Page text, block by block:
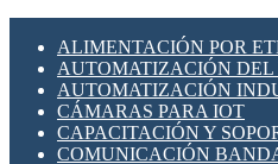
SENSORES INDUCTIVOS
TEMPORIZADORES
VARIACS
VARIADORES DE
SECCIONADORES -
MAQUINARIA
HERRAMIENTAS
ILUMINACIÓN LED
INTERRUPTORES REED
INTERFACES DE RELÉ
OTROS RELÉS
PROTECCIÓN TÉRMICA
ALIMENTACIÓN POR
AUTOMATIZACIÓN DEL
AUTOMATIZACIÓN
CÁMARAS PARA IOT
CAPACITACIÓN Y
COMUNICACIÓN